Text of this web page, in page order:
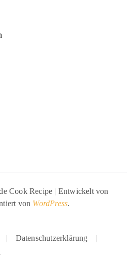
Cook Recipe | Entwickelt von
von WordPress.
Datenschutzerklärung